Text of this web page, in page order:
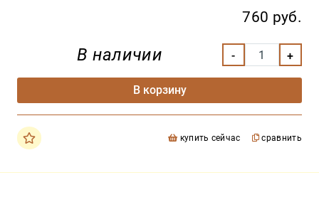
760 руб.
В наличии
В корзину
купить сейчас сравнить